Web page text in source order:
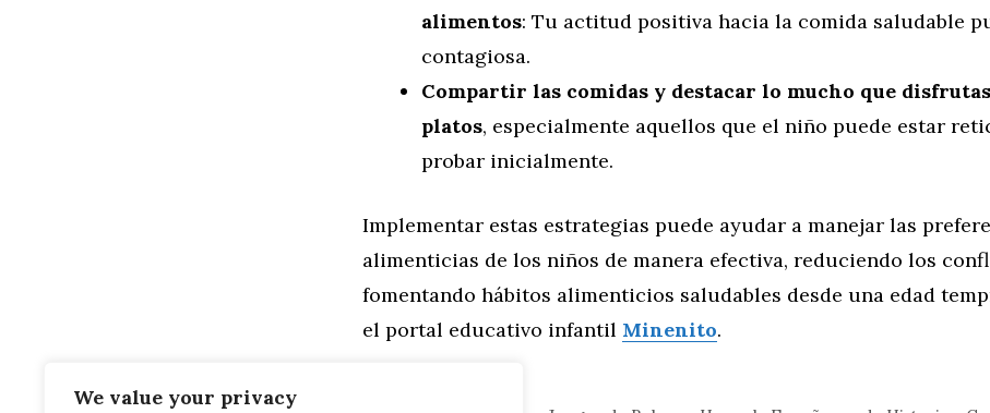
We value your privacy
alimentos: Tu actitud positiva hacia la comida saludable
contagiosa.
Compartir las comidas y destacar lo mucho que
platos, especialmente aquellos que el niño puede estar
probar inicialmente.
Implementar estas estrategias puede ayudar a manejar las
alimenticias de los niños de manera efectiva, reduciendo los
fomentando hábitos alimenticios saludables desde una edad
el portal educativo infantil Minenito.